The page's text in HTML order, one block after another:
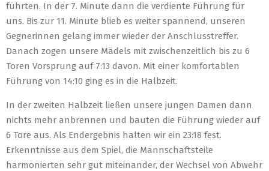
führten. In der 7. Minute dann die verdiente Führung für
uns. Bis zur 11. Minute blieb es weiter spannend, unseren
Gegnerinnen gelang immer wieder der Anschlusstreffer.
Danach zogen unsere Mädels mit zwischenzeitlich bis zu 6
Toren Vorsprung auf 7:13 davon. Mit einer komfortablen
Führung von 14:10 ging es in die Halbzeit.
In der zweiten Halbzeit ließen unsere jungen Damen dann
nichts mehr anbrennen und bauten die Führung wieder auf
6 Tore aus. Als Endergebnis halten wir ein 23:18 fest.
Erkenntnisse aus dem Spiel, die Mannschaftsteile
harmonierten sehr gut miteinander, der Wechsel von Abwehr